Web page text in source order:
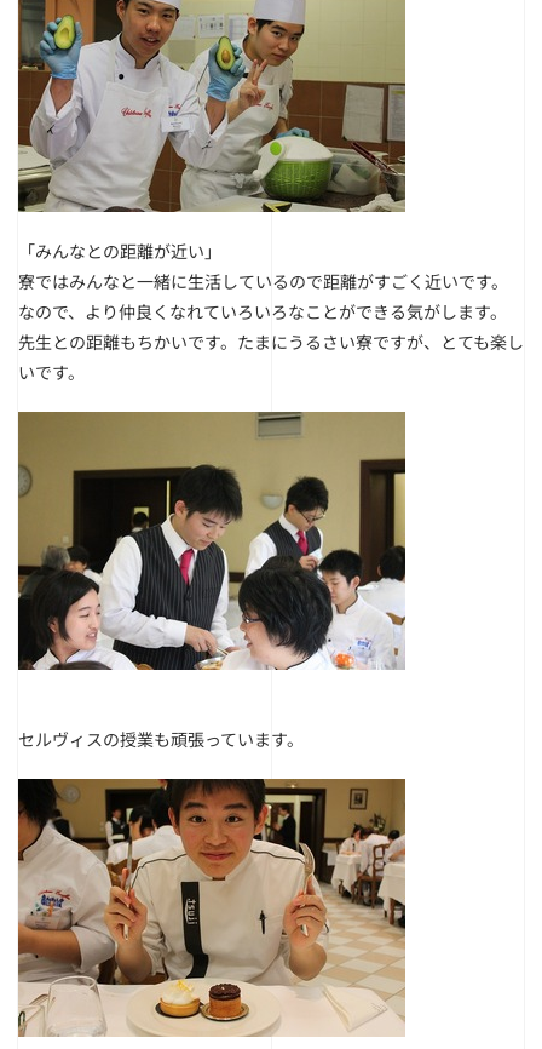
「みんなとの距離が近い」
寮ではみんなと一緒に生活しているので距離がすごく近いです。
なので、より仲良くなれていろいろなことができる気がします。
先生との距離もちかいです。たまにうるさい寮ですが、とても楽し
いです。
セルヴィスの授業も頑張っています。